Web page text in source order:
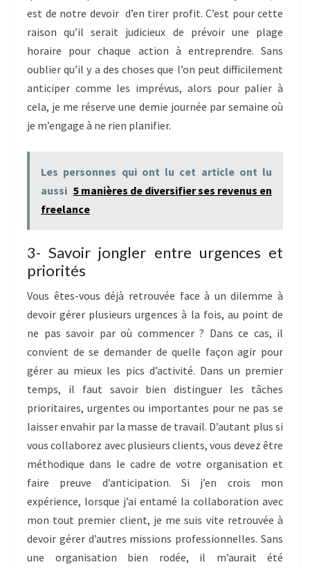
est de notre devoir d’en tirer profit. C’est pour cette
raison qu’il serait judicieux de prévoir une plage
horaire pour chaque action à entreprendre. Sans
oublier qu’il y a des choses que l’on peut difficilement
anticiper comme les imprévus, alors pour palier à
cela, je me réserve une demie journée par semaine où
je m’engage à ne rien planifier.
Les personnes qui ont lu cet article ont lu
aussi 5 manières de diversifier ses revenus en
freelance
3- Savoir jongler entre urgences et
priorités
Vous êtes-vous déjà retrouvée face à un dilemme à
devoir gérer plusieurs urgences à la fois, au point de
ne pas savoir par où commencer ? Dans ce cas, il
convient de se demander de quelle façon agir pour
gérer au mieux les pics d’activité. Dans un premier
temps, il faut savoir bien distinguer les tâches
prioritaires, urgentes ou importantes pour ne pas se
laisser envahir par la masse de travail. D’autant plus si
vous collaborez avec plusieurs clients, vous devez être
méthodique dans le cadre de votre organisation et
faire preuve d’anticipation. Si j’en crois mon
expérience, lorsque j’ai entamé la collaboration avec
mon tout premier client, je me suis vite retrouvée à
devoir gérer d’autres missions professionnelles. Sans
une organisation bien rodée, il m’aurait été